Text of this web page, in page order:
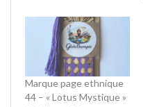
Marque page ethnique
44 – « Lotus Mystique »